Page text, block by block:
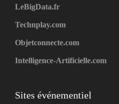
LeBigData.fr
Technplay.com
Objetconnecte.com
Intelligence-Artificielle.com
Sites événementiel